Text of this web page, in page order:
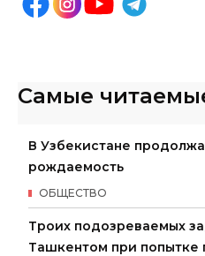
Самые
В Узбекистане
рождаемость
ОБЩЕСТВО
Троих подозреваемых
Ташкентом при попытке